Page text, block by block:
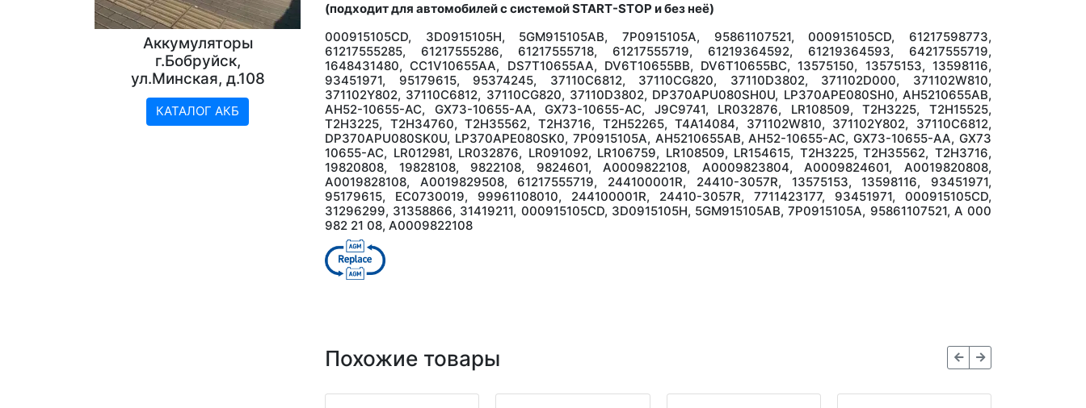
(подходит для автомобилей с системой START-STOP и без неё)
000915105CD, 3D0915105H, 5GM915105AB, 7P0915105A, 95861107521, 000915105CD, 61217598773,
61217555285, 61217555286, 61217555718, 61217555719, 61219364592, 61219364593, 64217555719,
1648431480, CC1V10655AA, DS7T10655AA, DV6T10655BB, DV6T10655BC, 13575150, 13575153, 13598116,
93451971, 95179615, 95374245, 37110C6812, 37110CG820, 37110D3802, 371102D000, 371102W810,
371102Y802, 37110C6812, 37110CG820, 37110D3802, DP370APU080SH0U, LP370APE080SH0, AH5210655AB,
AH52-10655-AC, GX73-10655-AA, GX73-10655-AC, J9C9741, LR032876, LR108509, T2H3225, T2H15525,
T2H3225, T2H34760, T2H35562, T2H3716, T2H52265, T4A14084, 371102W810, 371102Y802, 37110C6812,
DP370APU080SK0U, LP370APE080SK0, 7P0915105A, AH5210655AB, AH52-10655-AC, GX73-10655-AA, GX73
10655-AC, LR012981, LR032876, LR091092, LR106759, LR108509, LR154615, T2H3225, T2H35562, T2H3716,
19820808, 19828108, 9822108, 9824601, А0009822108, А0009823804, А0009824601, А0019820808,
А0019828108, А0019829508, 61217555719, 244100001R, 24410-3057R, 13575153, 13598116, 93451971,
95179615, EC0730019, 99961108010, 244100001R, 24410-3057R, 7711423177, 93451971, 000915105CD,
31296299, 31358866, 31419211, 000915105CD, 3D0915105H, 5GM915105AB, 7P0915105A, 95861107521, A 000
982 21 08, A0009822108
Похожие товары
Аккумуляторы
г.Бобруйск,
ул.Минская, д.108
КАТАЛОГ АКБ